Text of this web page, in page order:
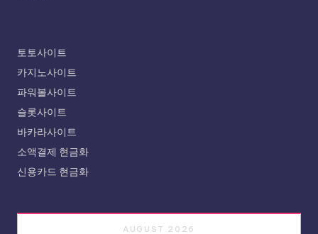
토토사이트
카지노사이트
파워볼사이트
슬롯사이트
바카라사이트
소액결제 현금화
신용카드 현금화
AUGUST 2026